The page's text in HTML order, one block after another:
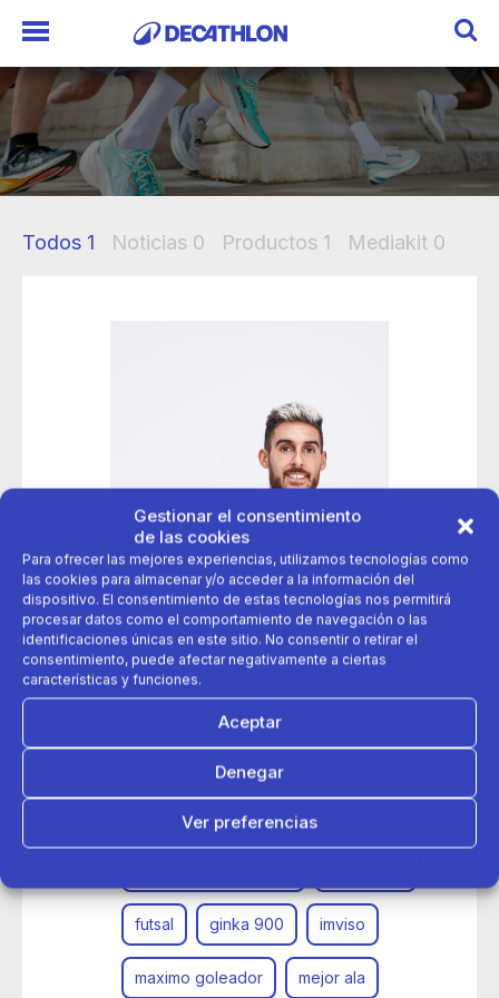
Gestionar el consentimiento
de las cookies
Para ofrecer las mejores experiencias, utilizamos tecnologías como
las cookies para almacenar y/o acceder a la información del
dispositivo. El consentimiento de estas tecnologías nos permitirá
procesar datos como el comportamiento de navegación o las
identificaciones únicas en este sitio. No consentir o retirar el
consentimiento, puede afectar negativamente a ciertas
características y funciones.
Aceptar
Denegar
Ver preferencias
Todos 1 Noticias 0 Productos 1 Mediakit 0
29 de septiembre 2020
Adolfo Fernández nuevo embajador de Imviso, la marca
adolfo fernandez embajador
futsal ginka 900 imviso
maximo goleador mejor ala